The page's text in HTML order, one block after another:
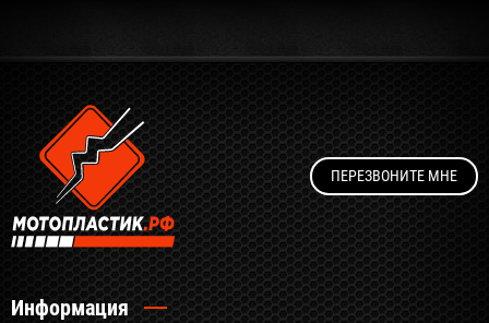
ПЕРЕЗВОНИТЕ МНЕ
Информация